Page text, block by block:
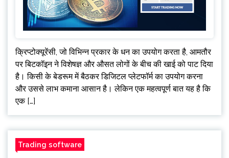
क्रिप्टोक्यूरेंसी, जो विभिन्न प्रकार के धन का उपयोग करता है, आमतौर
पर बिटकॉइन ने विशेषज्ञ और औसत लोगों के बीच की खाई को पाट दिया
है। किसी के बेडरूम में बैठकर डिजिटल प्लेटफॉर्म का उपयोग करना
और उससे लाभ कमाना आसान है। लेकिन एक महत्वपूर्ण बात यह है कि
एक […]
Trading software